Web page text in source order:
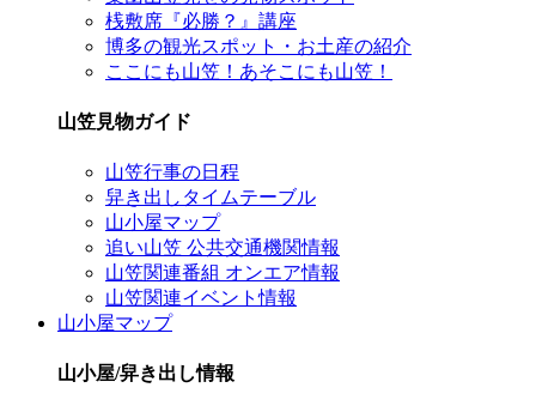
桟敷席『必勝？』講座
博多の観光スポット・お土産の紹介
ここにも山笠！あそこにも山笠！
山笠見物ガイド
山笠行事の日程
舁き出しタイムテーブル
山小屋マップ
追い山笠 公共交通機関情報
山笠関連番組 オンエア情報
山笠関連イベント情報
山小屋マップ
山小屋/舁き出し情報